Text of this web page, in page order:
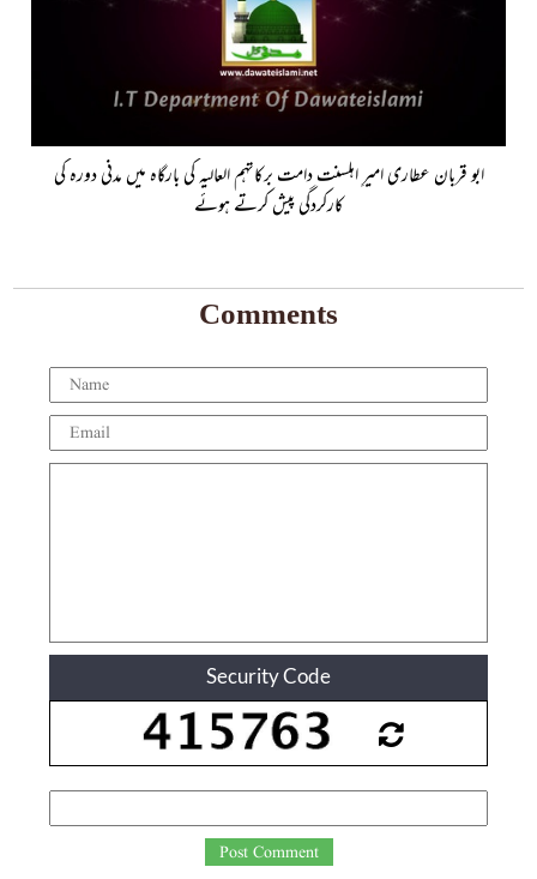
ابو قربان عطاری امیرِ اہلسنت دامت برکاتہم العالیہ کی بارگاہ میں مدنی دورہ کی
کارکردگی پیش کرتے ہوئے
Comments
Security Code
Post Comment